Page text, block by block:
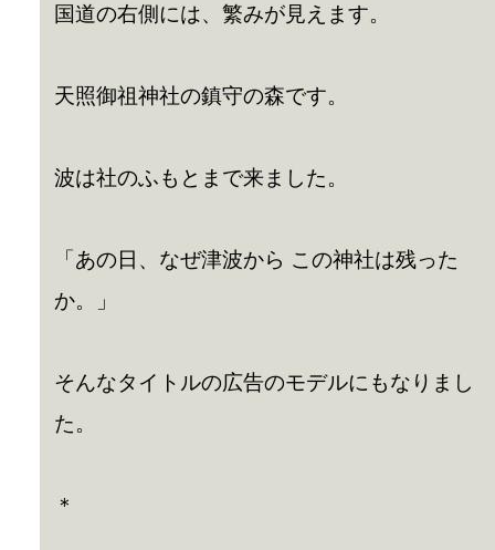
国道の右側には、繁みが見えます。
天照御祖神社の鎮守の森です。
波は社のふもとまで来ました。
「あの日、なぜ津波から この神社は残った
か。」
そんなタイトルの広告のモデルにもなりまし
た。
＊